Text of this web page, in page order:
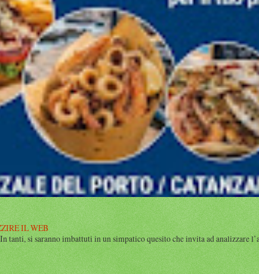
IL WEB
si saranno imbattuti in un simpatico quesito che invita ad analizzare